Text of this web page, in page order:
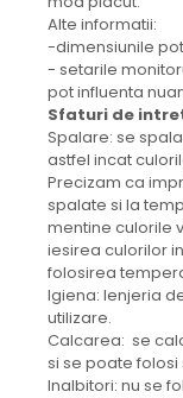
Alte informatii:
-dimensiunile
- setarile
pot influenta
Sfaturi de
Spalare: se
astfel incat
Precizam ca
spalate si la
mentine culorile
iesirea culorilor
folosirea
Igiena: lenjeria
utilizare.
Calcarea: se
si se poate folosi
Inalbitori: nu se